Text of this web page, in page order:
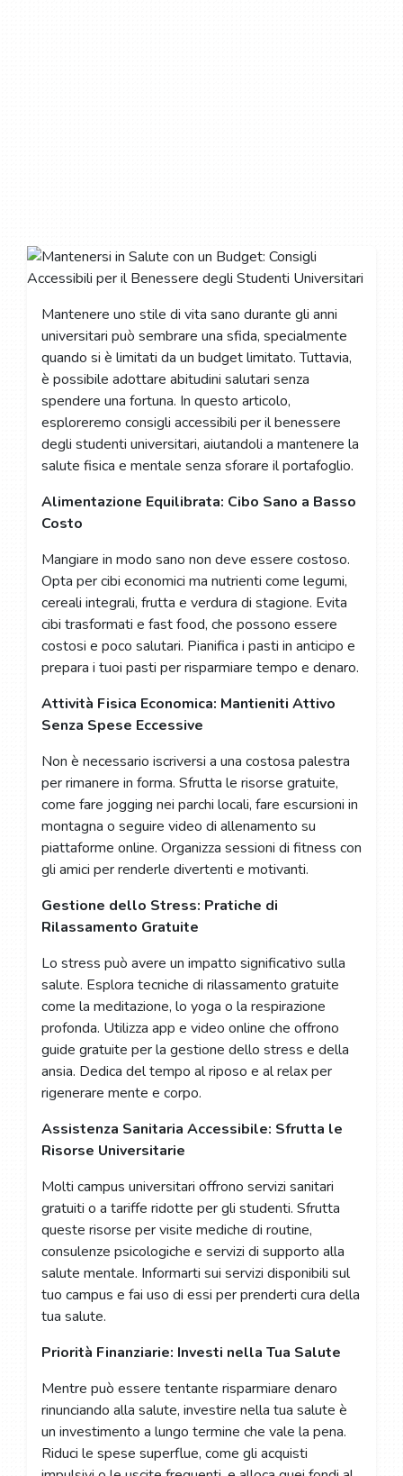
Mantenere uno stile di vita sano durante gli anni
universitari può sembrare una sfida, specialmente
quando si è limitati da un budget limitato. Tuttavia,
è possibile adottare abitudini salutari senza
spendere una fortuna. In questo articolo,
esploreremo consigli accessibili per il benessere
degli studenti universitari, aiutandoli a mantenere la
salute fisica e mentale senza sforare il portafoglio.
Alimentazione Equilibrata: Cibo Sano a Basso
Costo
Mangiare in modo sano non deve essere costoso.
Opta per cibi economici ma nutrienti come legumi,
cereali integrali, frutta e verdura di stagione. Evita
cibi trasformati e fast food, che possono essere
costosi e poco salutari. Pianifica i pasti in anticipo e
prepara i tuoi pasti per risparmiare tempo e denaro.
Attività Fisica Economica: Mantieniti Attivo
Senza Spese Eccessive
Non è necessario iscriversi a una costosa palestra
per rimanere in forma. Sfrutta le risorse gratuite,
come fare jogging nei parchi locali, fare escursioni in
montagna o seguire video di allenamento su
piattaforme online. Organizza sessioni di fitness con
gli amici per renderle divertenti e motivanti.
Gestione dello Stress: Pratiche di
Rilassamento Gratuite
Lo stress può avere un impatto significativo sulla
salute. Esplora tecniche di rilassamento gratuite
come la meditazione, lo yoga o la respirazione
profonda. Utilizza app e video online che offrono
guide gratuite per la gestione dello stress e della
ansia. Dedica del tempo al riposo e al relax per
rigenerare mente e corpo.
Assistenza Sanitaria Accessibile: Sfrutta le
Risorse Universitarie
Molti campus universitari offrono servizi sanitari
gratuiti o a tariffe ridotte per gli studenti. Sfrutta
queste risorse per visite mediche di routine,
consulenze psicologiche e servizi di supporto alla
salute mentale. Informarti sui servizi disponibili sul
tuo campus e fai uso di essi per prenderti cura della
tua salute.
Priorità Finanziarie: Investi nella Tua Salute
Mentre può essere tentante risparmiare denaro
rinunciando alla salute, investire nella tua salute è
un investimento a lungo termine che vale la pena.
Riduci le spese superflue, come gli acquisti